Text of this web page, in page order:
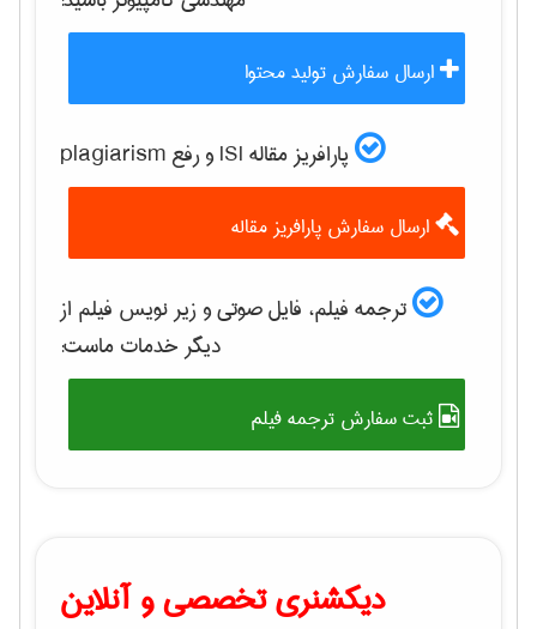
ارسال سفارش تولید محتوا
پارافریز مقاله ISI و رفع plagiarism
ارسال سفارش پارافریز مقاله
ترجمه فیلم، فایل صوتی و زیر نویس فیلم از
دیگر خدمات ماست:
ثبت سفارش ترجمه فیلم
دیکشنری تخصصی و آنلاین